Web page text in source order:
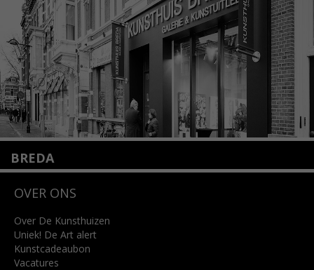
Lees meer
BREDA
4818 SB Breda
info@kunsthuisbreda.nl
Lees meer
OVER ONS
Over De Kunsthuizen
Uniek! De Art alert
Kunstcadeaubon
Vacatures